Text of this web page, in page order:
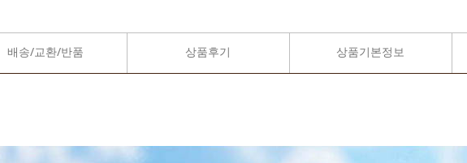
배송/교환/반품 상품후기 상품기본정보